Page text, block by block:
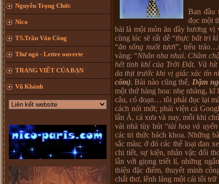
Nguyễn Trọng Chức
Nico
TS.Trần Văn Công
Thư ngỏ - Lettre ouverte
TRANG VIẾT CỦA BẠN
Vũ Khánh
Ban đầu
đọc một
bài là một món ăn đầy hương vị
cùng lúc sẽ rất dễ “thực bất tri
“ăn sống nuốt tươi”, trếu
vàng: “Nhẩn nha nhai. Chầm
hết tinh khí của Trời Đất. Và hít
da thịt trước khi vị giác xác tín
cốm). Bài nào cũng thế,Dặm
một thứ hàng hoa: nhẹ nhàng,
câu, có đoạn… tôi phải đọc lại
cách nói mới; phải viện cả
lẫn Á, cả xưa và nay, mỗi khi
vài nhà tùy bút “tài hoa và
các tri thức bách khoa. Những
sắc màu; ở đó các thể loại đan
chi tiết, sự kiện, nhân vật; đối
lẫn với giọng triết lí, những
thiệu đặc điểm, thuyết minh
chất thơ, lênh láng một cái tôi